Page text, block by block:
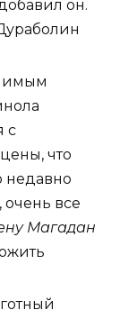
он.
с
что
недавно
все
Магадан